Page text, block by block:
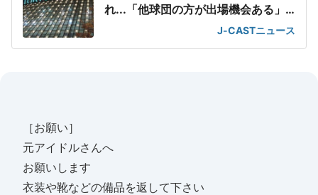
れ...「他球団の方が出場機会ある」
J-CASTニュース
［お願い］
元アイドルさんへ
お願いします
衣装や靴などの備品を返して下さい